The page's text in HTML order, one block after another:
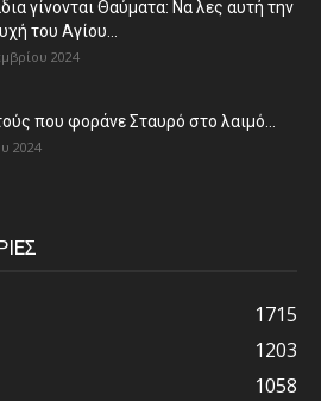
γίνονται Θαύματα: Να λες αυτή την
του Αγίου...
2024
που φοράνε Σταυρό στο λαιμό…
2024
1715
1203
1058